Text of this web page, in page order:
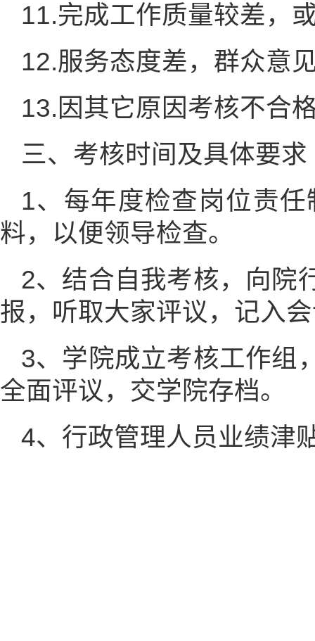
11.完成工作质量较差，
12.服务态度差，群众意
13.因其它原因考核不合
三、考核时间及具体要求
1、每年度检查岗位责
料，以便领导检查。
2、结合自我考核，向院
报，听取大家评议，记入
3、学院成立考核工作组
全面评议，交学院存档。
4、行政管理人员业绩津